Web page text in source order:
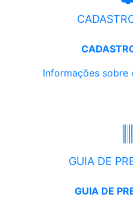
Informações sobre
GUIA DE
GUIA DE